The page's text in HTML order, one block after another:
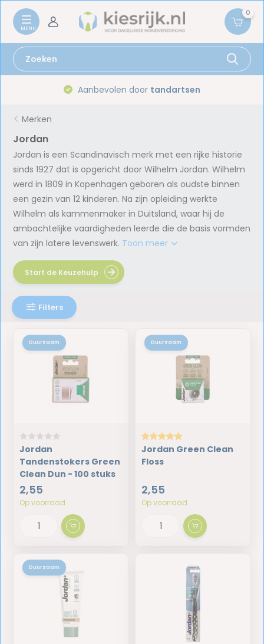
0
Aanbevolen door tandartsen
Merken
Jordan
Jordan is een Scandinavisch merk met een rijke historie
sinds 1927 dat is opgericht door Wilhelm Jordan. Wilhelm
werd in 1809 in Kopenhagen geboren als oudste binnen
een gezin van 12 kinderen. Na zijn opleiding werkte
Wilhelm als kammenmaker in Duitsland, waar hij de
ambachtelijke vaardigheden leerde die de basis vormden
van zijn latere levenswerk. Toon meer
Filters
Start de Keuzehulp
Duurzaam
Jordan
Tandenstokers Green
Clean Dun - 100 stuks
2,55
Op voorraad
Duurzaam
Jordan Green Clean
Floss
2,55
Op voorraad
Duurzaam